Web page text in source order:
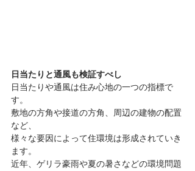
日当たりと通風も検証すべし
日当たりや通風は住み心地の一つの指標で
す。
敷地の方角や接道の方角、周辺の建物の配置
など、
様々な要因によって住環境は形成されていき
ます。
近年、ゲリラ豪雨や夏の暑さなどの環境問題